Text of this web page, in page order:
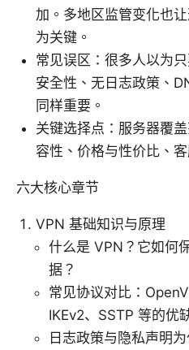
加。多地区监管变化也
为关键。
常见误区：很多人以为
安全性、无日志政策、
同样重要。
关键选择点：服务器覆
容性、价格与性价比、
六大核心章节
VPN 基础知识与原理
什么是 VPN？它如何
据？
常见协议对比：
IKEv2、SSTP 等的优
日志政策与隐私声明